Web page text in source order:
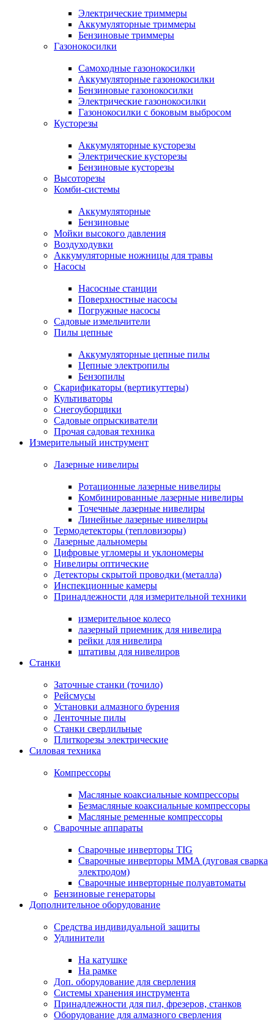
Электрические триммеры
Аккумуляторные триммеры
Бензиновые триммеры
Газонокосилки
Самоходные газонокосилки
Аккумуляторные газонокосилки
Бензиновые газонокосилки
Электрические газонокосилки
Газонокосилки с боковым выбросом
Кусторезы
Аккумуляторные кусторезы
Электрические кусторезы
Бензиновые кусторезы
Высоторезы
Комби-системы
Аккумуляторные
Бензиновые
Мойки высокого давления
Воздуходувки
Аккумуляторные ножницы для травы
Насосы
Насосные станции
Поверхностные насосы
Погружные насосы
Садовые измельчители
Пилы цепные
Аккумуляторные цепные пилы
Цепные электропилы
Бензопилы
Скарификаторы (вертикуттеры)
Культиваторы
Снегоуборщики
Садовые опрыскиватели
Прочая садовая техника
Измерительный инструмент
Лазерные нивелиры
Ротационные лазерные нивелиры
Комбинированные лазерные нивелиры
Точечные лазерные нивелиры
Линейные лазерные нивелиры
Термодетекторы (тепловизоры)
Лазерные дальномеры
Цифровые угломеры и уклономеры
Нивелиры оптические
Детекторы скрытой проводки (металла)
Инспекционные камеры
Принадлежности для измерительной техники
измерительное колесо
лазерный приемник для нивелира
рейки для нивелира
штативы для нивелиров
Станки
Заточные станки (точило)
Рейсмусы
Установки алмазного бурения
Ленточные пилы
Станки сверлильные
Плиткорезы электрические
Силовая техника
Компрессоры
Масляные коаксиальные компрессоры
Безмасляные коаксиальные компрессоры
Масляные ременные компрессоры
Сварочные аппараты
Сварочные инверторы TIG
Сварочные инверторы MMA (дуговая сварка
электродом)
Сварочные инверторные полуавтоматы
Бензиновые генераторы
Дополнительное оборудование
Средства индивидуальной защиты
Удлинители
На катушке
На рамке
Доп. оборудование для сверления
Системы хранения инструмента
Принадлежности для пил, фрезеров, станков
Оборудование для алмазного сверления